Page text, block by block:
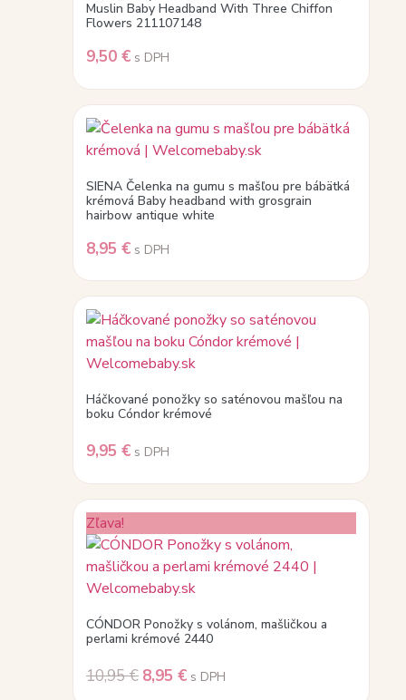
Muslin Baby Headband With Three Chiffon
Flowers 211107148
9,50 € s DPH
SIENA Čelenka na gumu s mašľou pre bábätká
krémová Baby headband with grosgrain
hairbow antique white
8,95 € s DPH
Háčkované ponožky so saténovou mašľou na
boku Cóndor krémové
9,95 € s DPH
Zľava!
CÓNDOR Ponožky s volánom, mašličkou a
perlami krémové 2440
10,95€ 8,95 € s DPH